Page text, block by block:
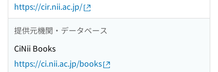
https://cir.nii.ac.jp/
提供元機関・データベース
CiNii Books
https://ci.nii.ac.jp/books